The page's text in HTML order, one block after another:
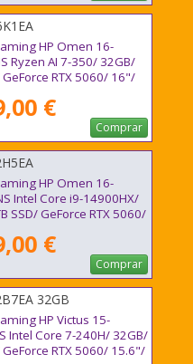
HP Omen 16-
Ryzen AI 7-350/ 32GB/
GeForce RTX 5060/ 16"/
€
Comprar
HP Omen 16-
Intel Core i9-14900HX/
SSD/ GeForce RTX 5060/
€
Comprar
32GB
HP Victus 15-
Intel Core 7-240H/ 32GB/
GeForce RTX 5060/ 15.6"/